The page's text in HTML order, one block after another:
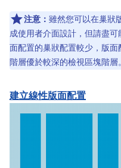
注意： 雖然您可以在巢狀
成使用者介面設計，但請盡
面配置的巢狀配置較少，版
階層優於較深的檢視區塊階層。
建立線性版面配置